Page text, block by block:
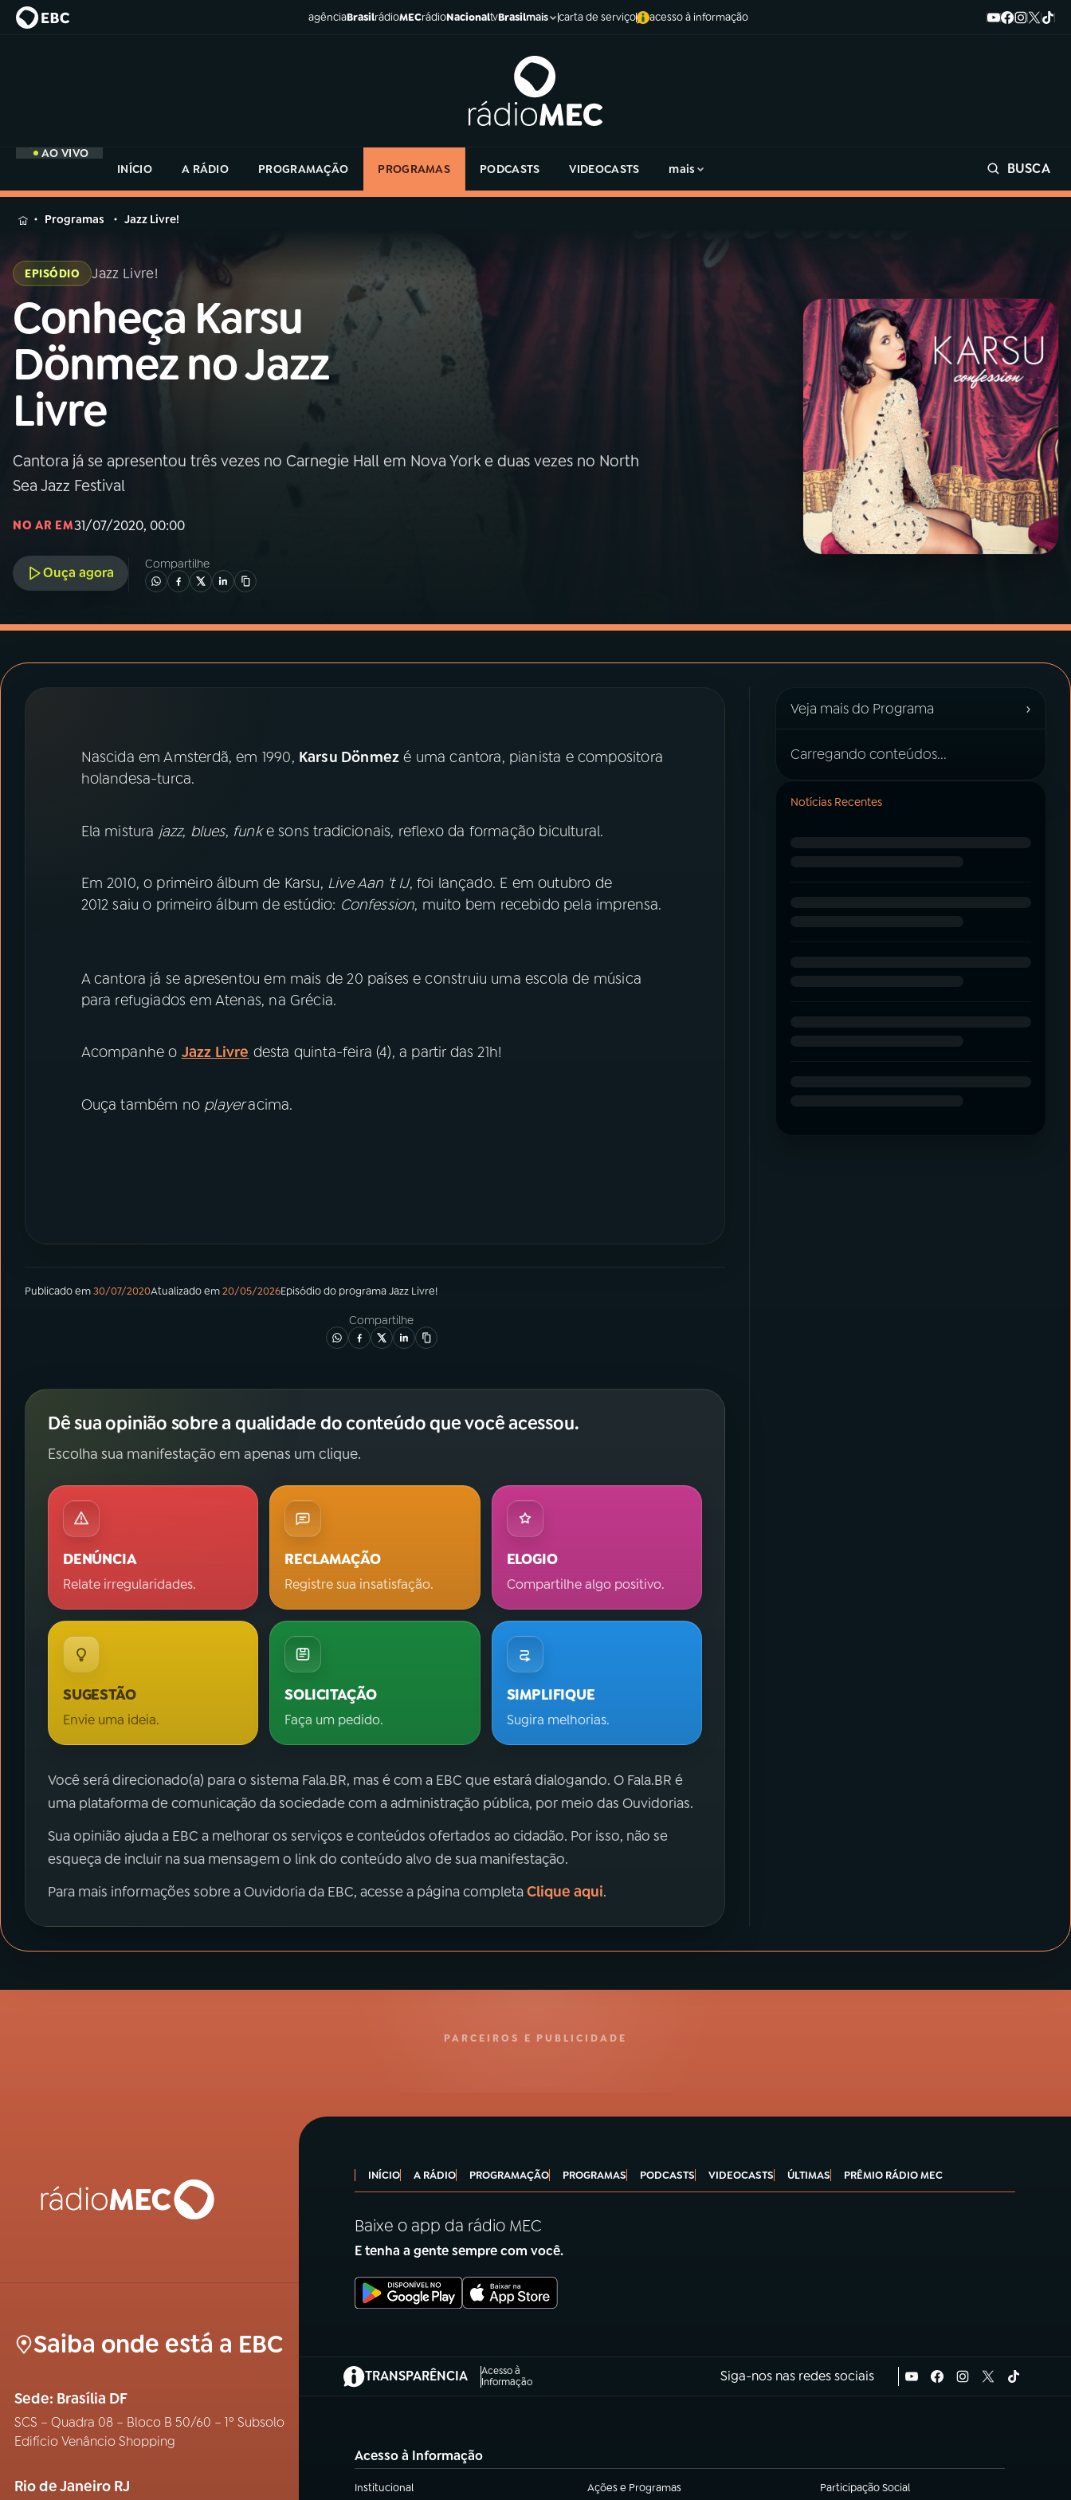
agênciaBrasilrádioMECrádioNacionaltvBrasilmais carta de serviço acesso à informação
AO VIVO
INÍCIO
A RÁDIO PROGRAMAÇÃO PROGRAMAS PODCASTS VIDEOCASTS mais BUSCA
MENU
Buscar
na
Rádio
MEC
AO VIVO
01INÍCIO
A RÁDIO
04PROGRAMAS
06VIDEOCASTS
PRÊMIO RÁDIO MEC
ACOMPANHE A RÁDIO MEC
Instagram X
na
Rádio
Programas Jazz Livre!
EPISÓDIO Jazz Livre!
Conheça Karsu
Dönmez no Jazz
Livre
Cantora já se apresentou três vezes no Carnegie Hall em Nova York e duas vezes no North
Sea Jazz Festival
NO AR EM31/07/2020, 00:00
Ouça agora
Compartilhe
Nascida em Amsterdã, em 1990, Karsu Dönmez é uma cantora, pianista e compositora
holandesa-turca.
Ela mistura jazz, blues, funke sons tradicionais, reflexo da formação bicultural.
Em 2010, o primeiro álbum de Karsu, Live Aan 't IJ, foi lançado. E em outubro de
2012 saiu o primeiro álbum de estúdio: Confession, muito bem recebido pela imprensa.
A cantora já se apresentou em mais de 20 países e construiu uma escola de música
para refugiados em Atenas, na Grécia.
Acompanhe o Jazz Livre desta quinta-feira (4), a partir das 21h!
Ouça também no playeracima.
Publicado em30/07/2020Atualizado em20/05/2026Episódiodo programaJazz Livre!
Compartilhe
Dê sua opinião sobre a qualidade do conteúdo que você acessou.
Escolha sua manifestação em apenas um clique.
DENÚNCIA
Relate irregularidades.
RECLAMAÇÃO
Registre sua insatisfação.
ELOGIO
Compartilhe algo positivo.
SUGESTÃO
Envie uma ideia.
SOLICITAÇÃO
Faça um pedido.
SIMPLIFIQUE
Sugira melhorias.
Você será direcionado(a) para o sistema Fala.BR, mas é com a EBC que estará dialogando. O Fala.BR é
uma plataforma de comunicação da sociedade com a administração pública, por meio das Ouvidorias.
Sua opinião ajuda a EBC a melhorar os serviços e conteúdos ofertados ao cidadão. Por isso, não se
esqueça de incluir na sua mensagem o link do conteúdo alvo de sua manifestação.
Para mais informações sobre a Ouvidoria da EBC, acesse a página completaClique aqui.
Veja mais do Programa ›
Carregando conteúdos...
Notícias Recentes
PARCEIROS E PUBLICIDADE
Saiba onde está a EBC
Sede: Brasília DF
SCS – Quadra 08 – Bloco B 50/60 – 1º Subsolo
Edifício Venâncio Shopping
Rio de Janeiro RJ
INÍCIO A RÁDIO PROGRAMAÇÃO PROGRAMAS PODCASTS VIDEOCASTS ÚLTIMAS PRÊMIO RÁDIO MEC
Baixe o app da rádio MEC
E tenha a gente sempre com você.
TRANSPARÊNCIA
Acesso à
Informação
(abre em nova aba) Siga-nos nas redes sociais
Acesso à Informação
Institucional
(abre em nova aba) Ações e Programas
(abre em nova aba) Participação Social
(abre em nova aba)